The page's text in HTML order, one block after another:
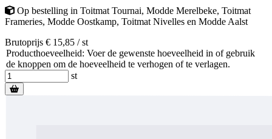
Op bestelling in Toitmat Tournai, Modde Merelbeke, Toitmat
Frameries, Modde Oostkamp, Toitmat Nivelles en Modde Aalst
Brutoprijs € 15,85 / st
Producthoeveelheid: Voer de gewenste hoeveelheid in of gebruik
de knoppen om de hoeveelheid te verhogen of te verlagen.
st